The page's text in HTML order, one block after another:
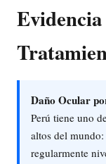
Daño Ocular
Perú tiene uno
altos del
regularmente